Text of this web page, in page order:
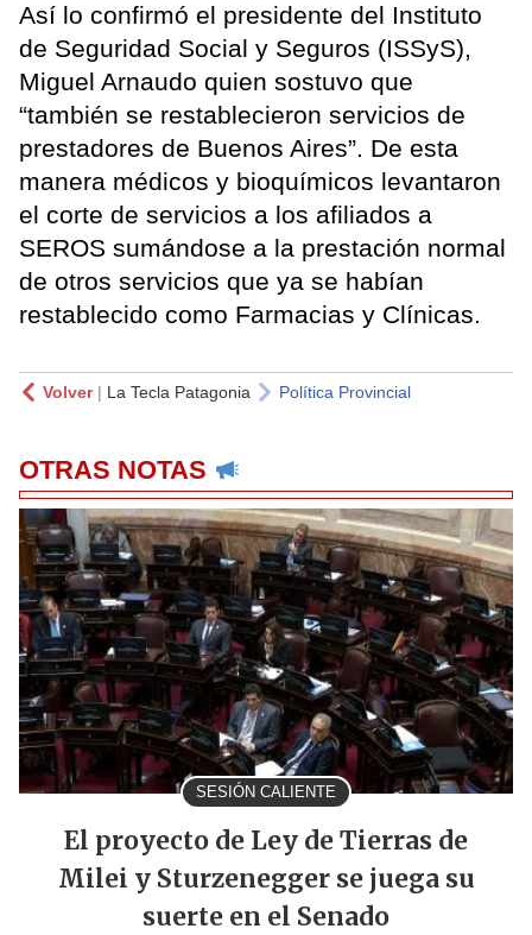
Así lo confirmó el presidente del Instituto
de Seguridad Social y Seguros (ISSyS),
Miguel Arnaudo quien sostuvo que
“también se restablecieron servicios de
prestadores de Buenos Aires”. De esta
manera médicos y bioquímicos levantaron
el corte de servicios a los afiliados a
SEROS sumándose a la prestación normal
de otros servicios que ya se habían
restablecido como Farmacias y Clínicas.
Volver| La Tecla Patagonia Política Provincial
OTRAS NOTAS
SESIÓN CALIENTE
El proyecto de Ley de Tierras de
Milei y Sturzenegger se juega su
suerte en el Senado